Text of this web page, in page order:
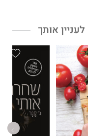
אותך